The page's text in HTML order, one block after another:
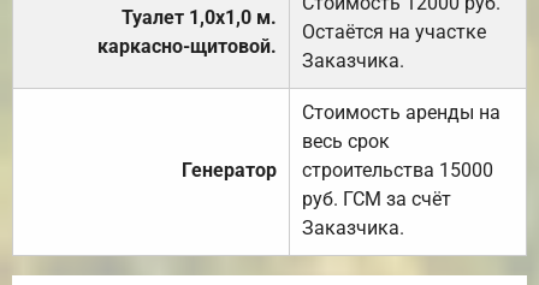
Туалет 1,0х1,0 м.
каркасно-щитовой.
Остаётся на участке
Заказчика.
Генератор
Стоимость аренды на
весь срок
строительства 15000
руб. ГСМ за счёт
Заказчика.